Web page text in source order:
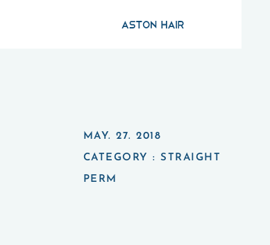
MAY. 27. 2018
CATEGORY :STRAIGHT
PERM